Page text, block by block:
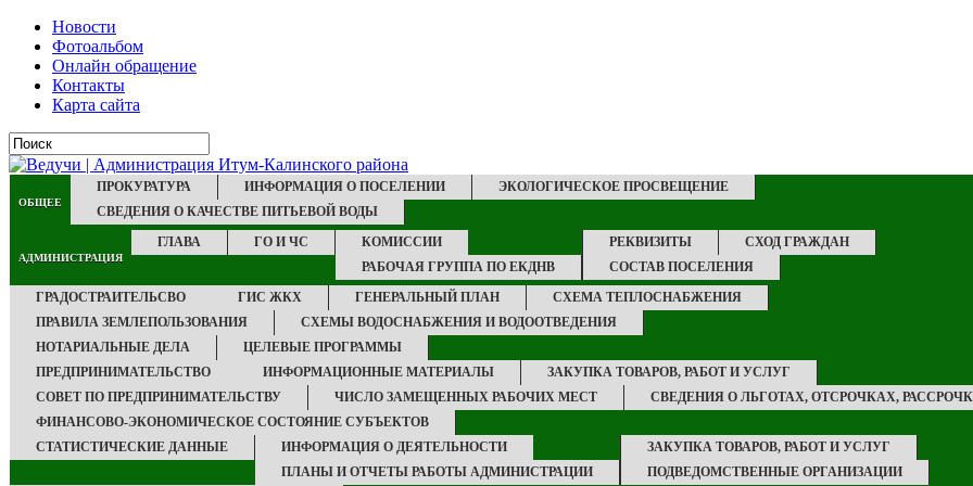
Новости
Фотоальбом
Онлайн обращение
Контакты
Карта сайта
ОБЩЕЕ
ПРОКУРАТУРА ИНФОРМАЦИЯ О ПОСЕЛЕНИИ
ЭКОЛОГИЧЕСКОЕ ПРОСВЕЩЕНИЕ
СВЕДЕНИЯ О КАЧЕСТВЕ ПИТЬЕВОЙ ВОДЫ
АДМИНИСТРАЦИЯ
ГЛАВА ГО И ЧС
КОМИССИИ
РАБОЧАЯ ГРУППА ПО ЕКДНВ
РЕКВИЗИТЫ
СХОД ГРАЖДАН
СОСТАВ ПОСЕЛЕНИЯ
ГРАДОСТРАИТЕЛЬСВО
ГИС ЖКХ ГЕНЕРАЛЬНЫЙ ПЛАН
СХЕМА ТЕПЛОСНАБЖЕНИЯ
ПРАВИЛА ЗЕМЛЕПОЛЬЗОВАНИЯ
СХЕМЫ ВОДОСНАБЖЕНИЯ И ВОДООТВЕДЕНИЯ
НОТАРИАЛЬНЫЕ ДЕЛА
ЦЕЛЕВЫЕ ПРОГРАММЫ
ПРЕДПРИНИМАТЕЛЬСТВО
ИНФОРМАЦИОННЫЕ МАТЕРИАЛЫ
ЗАКУПКА ТОВАРОВ, РАБОТ И УСЛУГ
СОВЕТ ПО ПРЕДПРИНИМАТЕЛЬСТВУ
ЧИСЛО ЗАМЕЩЕННЫХ РАБОЧИХ МЕСТ
СВЕДЕНИЯ О ЛЬГОТАХ, ОТСРОЧКАХ,
ФИНАНСОВО-ЭКОНОМИЧЕСКОЕ СОСТОЯНИЕ СУБЪЕКТОВ
СТАТИСТИЧЕСКИЕ ДАННЫЕ
ИНФОРМАЦИЯ О ДЕЯТЕЛЬНОСТИ
ПЛАНЫ И ОТЧЕТЫ РАБОТЫ АДМИНИСТРАЦИИ
ЗАКУПКА ТОВАРОВ, РАБОТ И УСЛУГ
ПОДВЕДОМСТВЕННЫЕ ОРГАНИЗАЦИИ